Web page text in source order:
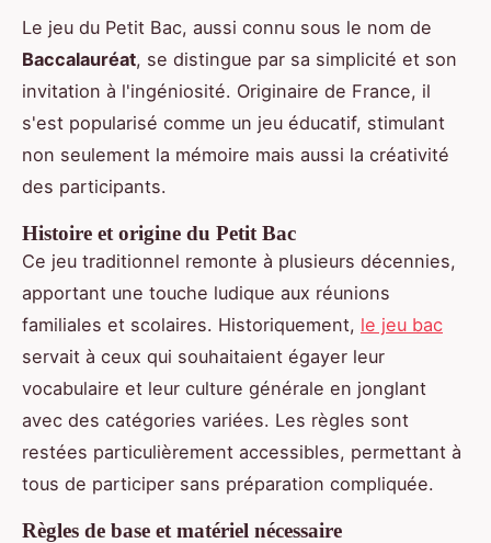
Le jeu du Petit Bac, aussi connu sous le nom de
Baccalauréat, se distingue par sa simplicité et son
invitation à l'ingéniosité. Originaire de France, il
s'est popularisé comme un jeu éducatif, stimulant
non seulement la mémoire mais aussi la créativité
des participants.
Histoire et origine du Petit Bac
Ce jeu traditionnel remonte à plusieurs décennies,
apportant une touche ludique aux réunions
familiales et scolaires. Historiquement, le jeu bac
servait à ceux qui souhaitaient égayer leur
vocabulaire et leur culture générale en jonglant
avec des catégories variées. Les règles sont
restées particulièrement accessibles, permettant à
tous de participer sans préparation compliquée.
Règles de base et matériel nécessaire